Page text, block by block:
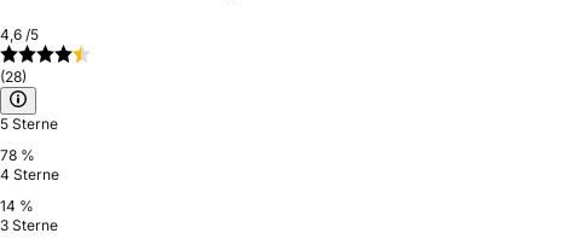
4,6 /5
(28)
5 Sterne
78 %
4 Sterne
14 %
3 Sterne